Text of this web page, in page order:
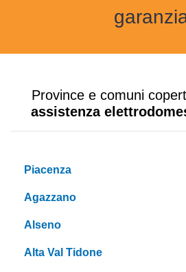
Province e comuni
assistenza
Piacenza
Agazzano
Alseno
Alta Val Tidone